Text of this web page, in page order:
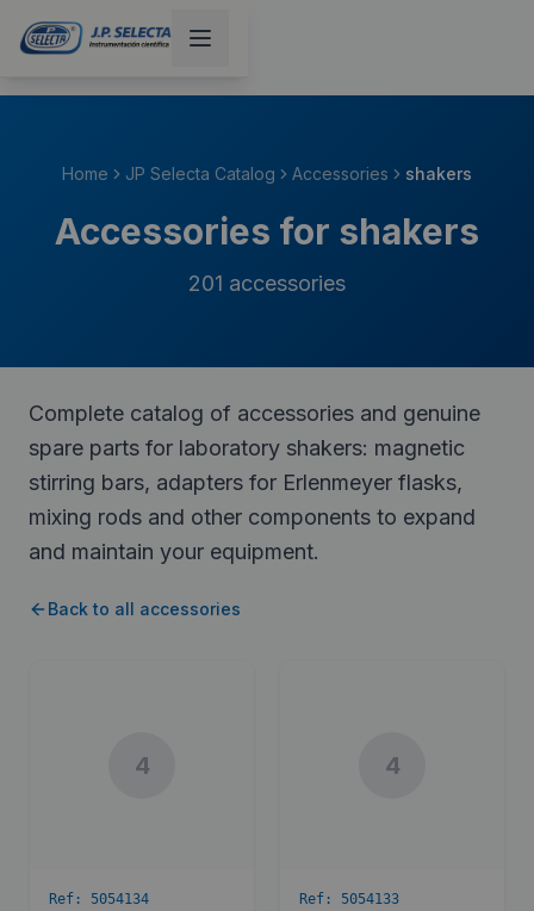
Home JP Selecta Catalog Accessories shakers
Accessories for shakers
201 accessories
Complete catalog of accessories and genuine
spare parts for laboratory shakers: magnetic
stirring bars, adapters for Erlenmeyer flasks,
mixing rods and other components to expand
and maintain your equipment.
Back to all accessories
4
Ref: 5054134
4
Ref: 5054133